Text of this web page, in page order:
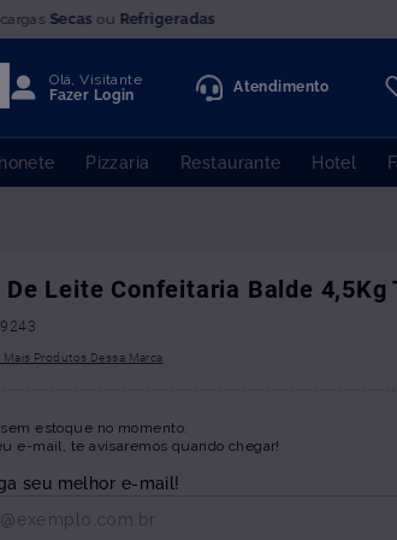
Secas ou Refrigeradas
Olá, Visitante
Fazer Login
Atendimento
Pizzaria Restaurante Hotel
De Leite Confeitaria Balde 4,5Kg
estoque no momento.
e-mail, te avisaremos quando chegar!
seu melhor e-mail!